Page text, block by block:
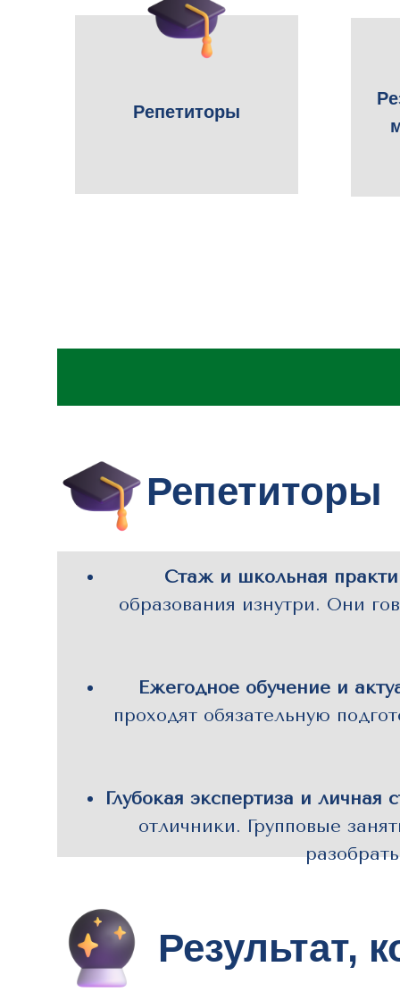
Репетиторы
Репетиторы
Стаж и школьная
образования изнутри. Они
Ежегодное обучение и
проходят обязательную
Глубокая экспертиза и личная
отличники. Групповые
Результат,